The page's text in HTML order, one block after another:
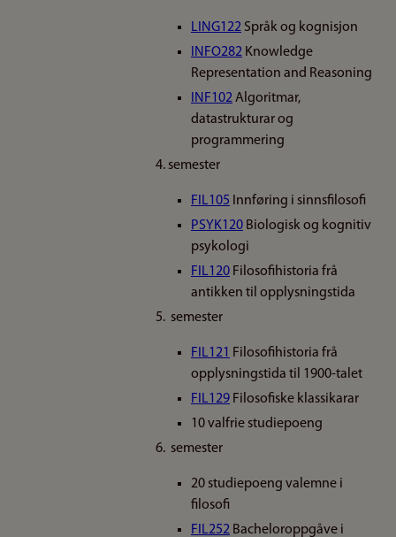
LING122 Språk og kognisjon
INFO282 Knowledge
Representation and Reasoning
INF102Algoritmar,
datastrukturar og
programmering
4. semester
FIL105 Innføring i sinnsfilosofi
PSYK120 Biologisk og kognitiv
psykologi
FIL120 Filosofihistoria frå
antikken til opplysningstida
5. semester
FIL121 Filosofihistoria frå
opplysningstida til 1900-talet
FIL129 Filosofiske klassikarar
10 valfrie studiepoeng
6. semester
20 studiepoeng valemne i
filosofi
FIL252 Bacheloroppgåve i